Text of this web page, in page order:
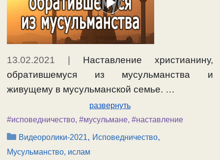
13.02.2021
Наставление христианину,
обратившемуся из мусульманства и
живущему в мусульманской семье. …
развернуть
#исповедничество, #мусульмане, #наставление
Рубрики
Видеоролики-2021, Исповедничество,
Мусульманство, ислам